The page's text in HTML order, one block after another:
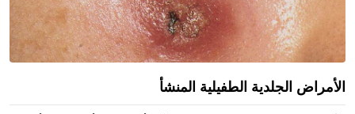
الأمراض الجلدية الطفيلية المنشأ